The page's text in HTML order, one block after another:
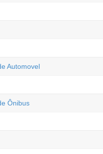
Automovel
Ônibus